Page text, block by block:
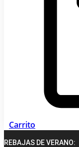
Carrito
REBAJAS DE VERANO: